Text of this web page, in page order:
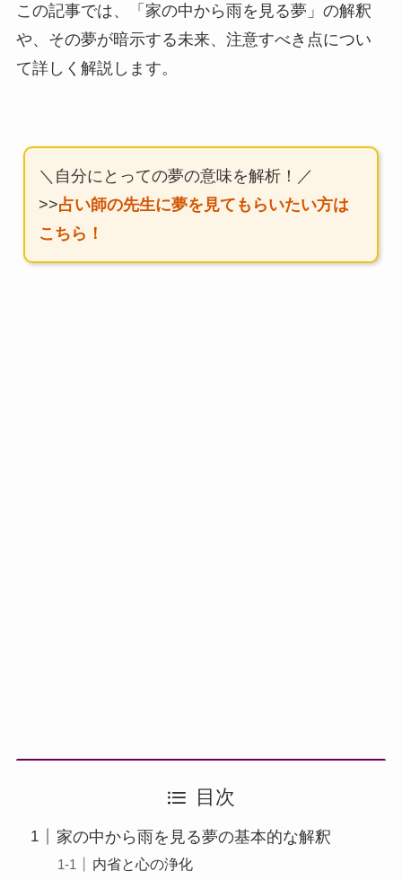
この記事では、「家の中から雨を見る夢」の解釈
や、その夢が暗示する未来、注意すべき点につい
て詳しく解説します。
＼自分にとっての夢の意味を解析！／
>>占い師の先生に夢を見てもらいたい方は
こちら！
目次
家の中から雨を見る夢の基本的な解釈
内省と心の浄化